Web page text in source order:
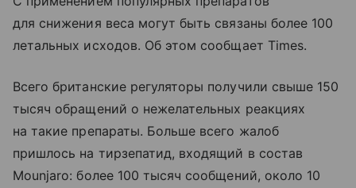
для снижения веса могут быть связаны более 100
летальных исходов. Об этом сообщает Times.
Всего британские регуляторы получили свыше 150
тысяч обращений о нежелательных реакциях
на такие препараты. Больше всего жалоб
пришлось на тирзепатид, входящий в состав
Mounjaro: более 100 тысяч сообщений, около 10